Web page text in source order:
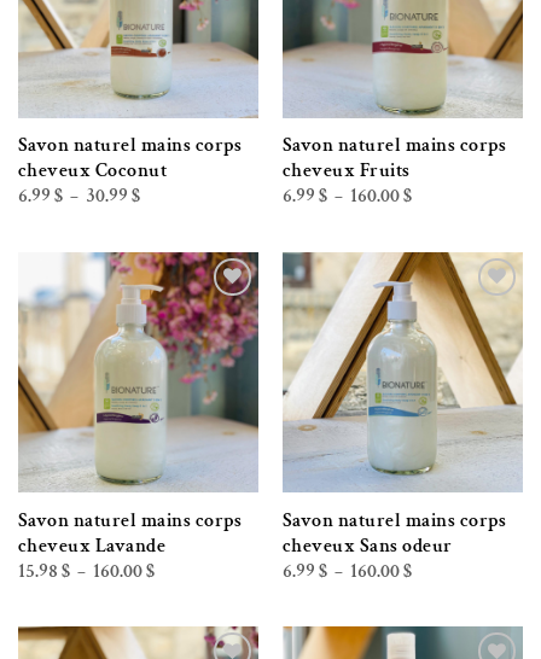
Savon naturel mains corps
cheveux Coconut
6.99 $ – 30.99 $Plage
de
à
30.99 $
Savon naturel mains corps
cheveux Fruits
6.99 $ – 160.00$Plage
de
à
160.00 $
Ajouter à la liste de souhaits
Savon naturel mains corps
cheveux Lavande
15.98 $ – 160.00$Plage
de
à
160.00 $
Ajouter à la liste de souhaits
Savon naturel mains corps
cheveux Sans odeur
6.99 $ – 160.00$Plage
de
à